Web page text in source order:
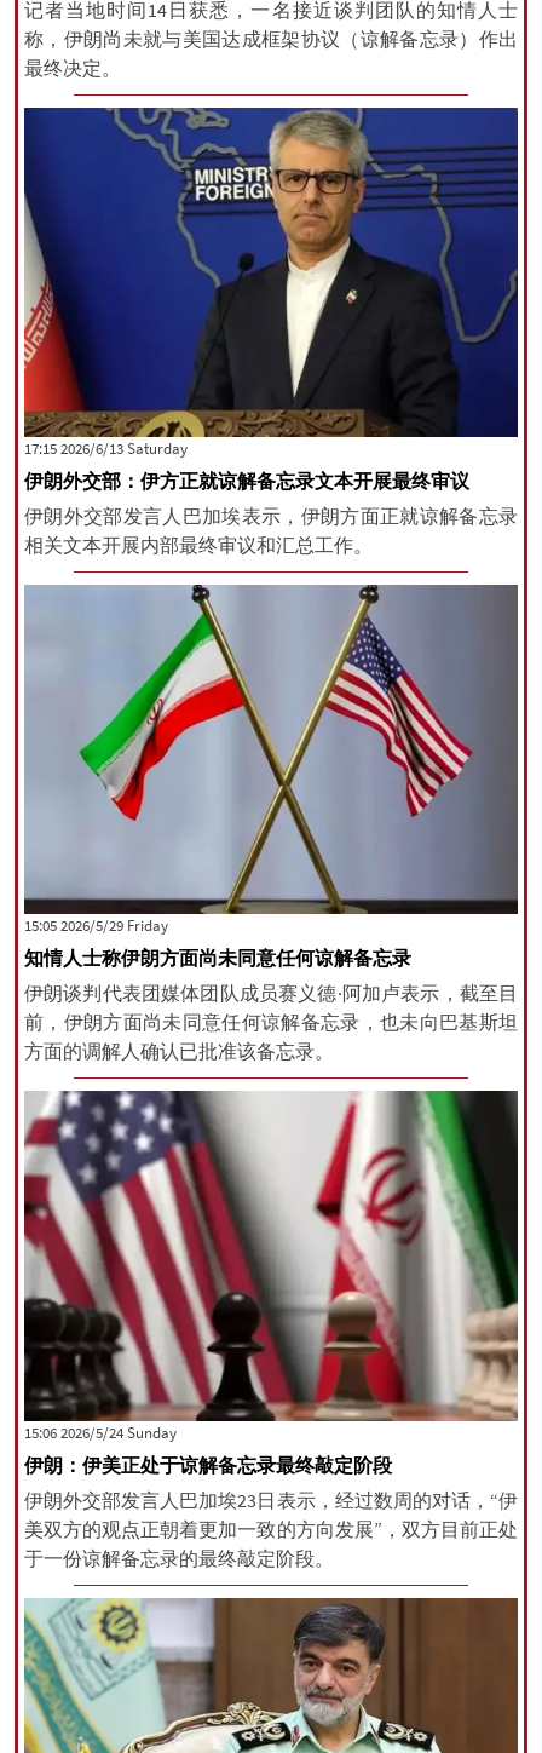
记者当地时间14日获悉，一名接近谈判团队的知情人士
称，伊朗尚未就与美国达成框架协议（谅解备忘录）作出
最终决定。
‫Saturday‬ 2026/6/13 17:15
伊朗外交部：伊方正就谅解备忘录文本开展最终审议
伊朗外交部发言人巴加埃表示，伊朗方面正就谅解备忘录
相关文本开展内部最终审议和汇总工作。
‫‫Friday‬‬ 2026/5/29 15:05
知情人士称伊朗方面尚未同意任何谅解备忘录
伊朗谈判代表团媒体团队成员赛义德·阿加卢表示，截至目
前，伊朗方面尚未同意任何谅解备忘录，也未向巴基斯坦
方面的调解人确认已批准该备忘录。
‫‫Sunday‬‬ 2026/5/24 15:06
伊朗：伊美正处于谅解备忘录最终敲定阶段
伊朗外交部发言人巴加埃23日表示，经过数周的对话，“伊
美双方的观点正朝着更加一致的方向发展”，双方目前正处
于一份谅解备忘录的最终敲定阶段。